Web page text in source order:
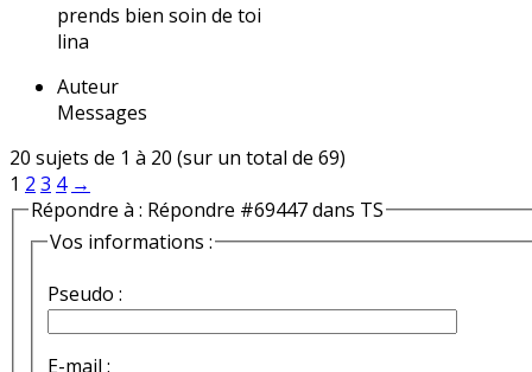
prends bien soin de toi
lina
Auteur
Messages
20 sujets de 1 à 20 (sur un total de 69)
1 2 3 4 →
Répondre à : Répondre #69447 dans TS
Vos informations :
Pseudo :
E-mail :